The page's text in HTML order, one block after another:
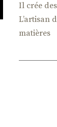
Il crée
L’artisan
matières